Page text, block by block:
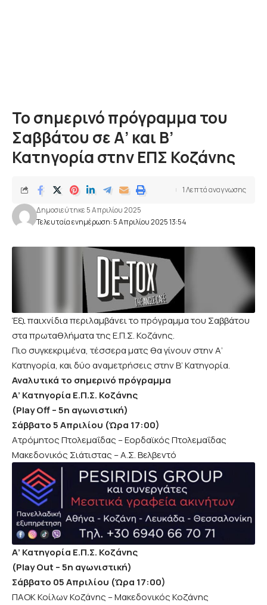
Το σημερινό πρόγραμμα του
Σαββάτου σε Α’ και Β’
Κατηγορία στην ΕΠΣ Κοζάνης
Τελευταία ενημέρωση: 5 Απριλίου 2025 13:54
Δημοσιεύτηκε 5 Απριλίου 2025
1 Λεπτά αναγνωσης
Έξι παιχνίδια περιλαμβάνει το πρόγραμμα του Σαββάτου
στα πρωταθλήματα της Ε.Π.Σ. Κοζάνης.
Πιο συγκεκριμένα, τέσσερα ματς θα γίνουν στην Α’
Κατηγορία, και δύο αναμετρήσεις στην Β’ Κατηγορία.
Αναλυτικά το σημερινό πρόγραμμα
Α’ Κατηγορία Ε.Π.Σ. Κοζάνης
(PlayOff – 5η αγωνιστική)
Σάββατο 5 Απριλίου (Ώρα 17:00)
Ατρόμητος Πτολεμαΐδας – Εορδαϊκός Πτολεμαΐδας
Μακεδονικός Σιάτιστας – Α.Σ. Βελβεντό
Α’ Κατηγορία Ε.Π.Σ. Κοζάνης
(Play Out – 5η αγωνιστική)
Σάββατο 05 Απριλίου (Ώρα 17:00)
ΠΑΟΚ Κοίλων Κοζάνης – Μακεδονικός Κοζάνης